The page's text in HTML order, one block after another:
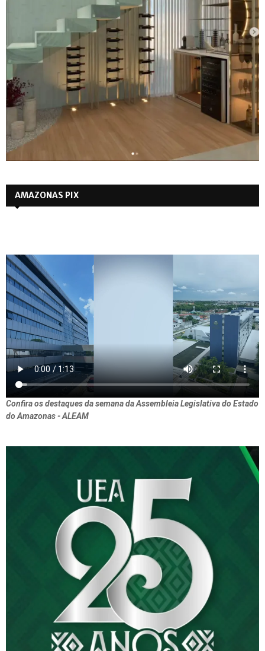
AMAZONAS PIX
Confira os destaques da semana da Assembleia Legislativa do Estado
do Amazonas - ALEAM